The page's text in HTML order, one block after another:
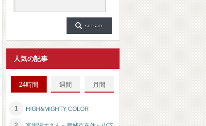
人気の記事
24時間 週間 月間
HIGH&MIGHTY COLOR